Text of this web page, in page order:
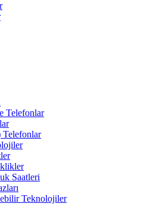
Telefonlar
Saatleri
Teknolojiler